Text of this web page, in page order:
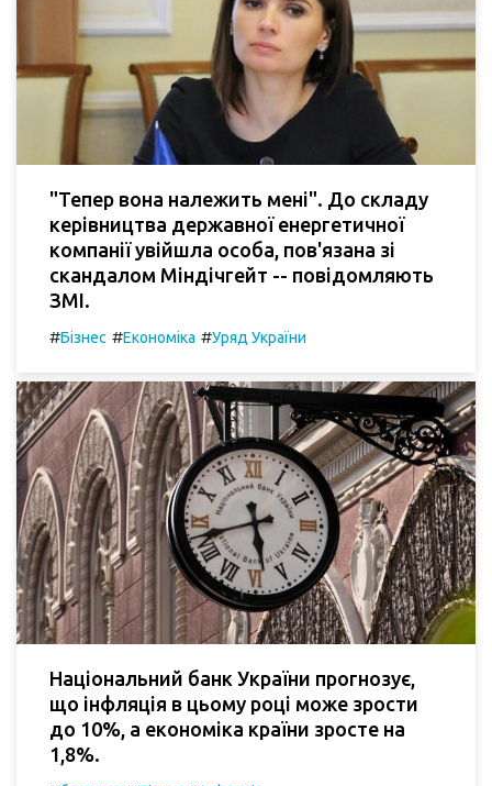
"Тепер вона належить мені". До складу
керівництва державної енергетичної
компанії увійшла особа, пов'язана зі
скандалом Міндічгейт -- повідомляють
ЗМІ.
#Бізнес #Економіка #Уряд України
Національний банк України прогнозує,
що інфляція в цьому році може зрости
до 10%, а економіка країни зросте на
1,8%.